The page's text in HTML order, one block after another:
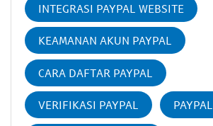
INTEGRASI PAYPAL WEBSITE
KEAMANAN AKUN PAYPAL
CARA DAFTAR PAYPAL
VERIFIKASI PAYPAL PAYPAL